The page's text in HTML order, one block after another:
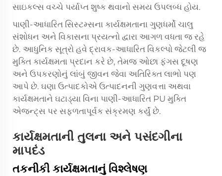
સાઇકલ્સ વચ્ચે પર્યાપ્ત શુષ્ક થવાનો સમય ઉપલબ્ધ હોય.
પાણી-આધારિત સિસ્ટમ્સના કાર્યક્ષમતાના ગુણધર્મો ચાલુ
સંશોધન અને વિકાસના પ્રયત્નો દ્વારા આગળ વધતા જ રહે
છે. આધુનિક સૂત્રો હવે દ્રાવક-આધારિત વિકલ્પો જેટલી જ
મુક્તિ કાર્યક્ષમતા પ્રદાન કરે છે, તેમજ ઓછા ફંગસ દૂષણ
અને ઉપકરણોનું લાંબું જીવન જેવા અતિરિક્ત લાભો પણ
આપે છે. ઘણા ઉત્પાદકોએ ઉત્પાદનની ગુણવત્તા અથવા
કાર્યક્ષમતાને ઘટાડ્યા વિના પાણી-આધારિત PU મુક્તિ
એજન્ટ્સ પર સફળતાપૂર્વક સંક્રમણ કર્યું છે.
કાર્યક્ષમતાની તુલના અને પસંદગીના
માપદંડ
તકનીકી કાર્યક્ષમતાનું વિશ્લેષણ